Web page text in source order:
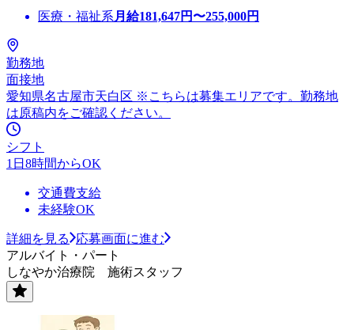
医療・福祉系 月給181,647円〜255,000円
勤務地
面接地
愛知県名古屋市天白区 ※こちらは募集エリアです。勤務地
は原稿内をご確認ください。
シフト
1日8時間からOK
交通費支給
未経験OK
詳細を見る
応募画面に進む
アルバイト・パート
しなやか治療院 施術スタッフ